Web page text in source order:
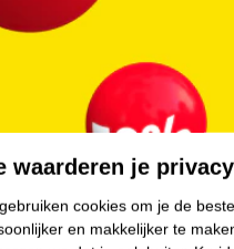
Score.
waarderen je privacy
cookies om je de
en makkelijker te